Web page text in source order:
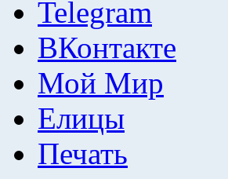
Telegram
ВКонтакте
Мой Мир
Елицы
Печать